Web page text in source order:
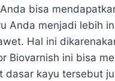
bisa
Anda menjadi lebih
Hal ini
Biovarnish ini bisa
dasar kayu tersebut